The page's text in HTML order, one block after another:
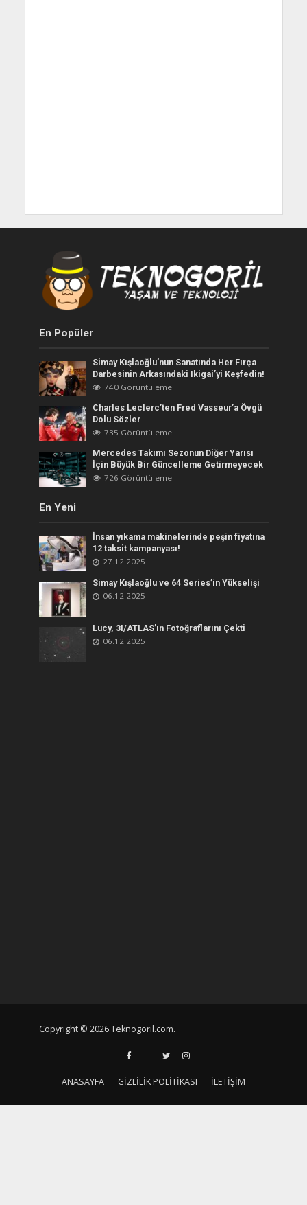
En Popüler
Simay Kışlaoğlu’nun Sanatında Her Fırça
Darbesinin Arkasındaki Ikigai’yi Keşfedin!
740 Görüntüleme
Charles Leclerc’ten Fred Vasseur’a Övgü
Dolu Sözler
735 Görüntüleme
Mercedes Takımı Sezonun Diğer Yarısı
İçin Büyük Bir Güncelleme Getirmeyecek
726 Görüntüleme
En Yeni
İnsan yıkama makinelerinde peşin fiyatına
12 taksit kampanyası!
27.12.2025
Simay Kışlaoğlu ve 64 Series’in Yükselişi
06.12.2025
Lucy, 3I/ATLAS’ın Fotoğraflarını Çekti
06.12.2025
Copyright © 2026 Teknogoril.com.
ANASAYFA GIZLILIK POLITIKASI İLETIŞIM